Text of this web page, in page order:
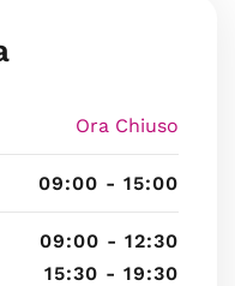
Ora Chiuso
09:00 - 15:00
09:00 - 12:30
15:30 - 19:30